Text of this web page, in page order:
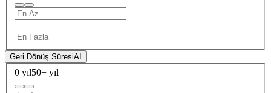
—
Geri Dönüş SüresiAI
0 yıl50+ yıl